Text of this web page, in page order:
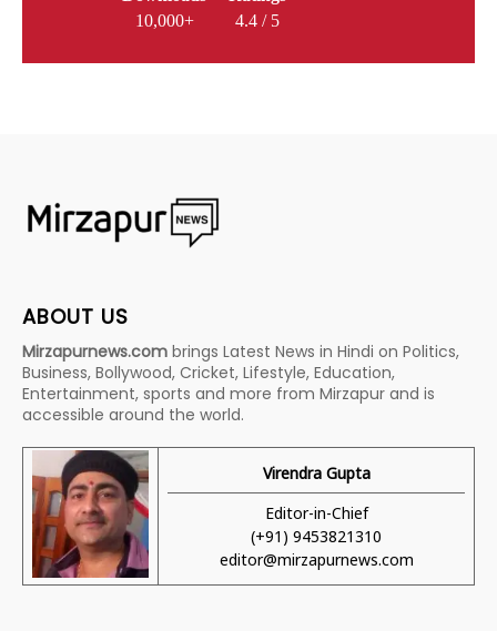
10,000+
4.4 / 5
ABOUT US
Mirzapurnews.com brings Latest News in Hindi on Politics,
Business, Bollywood, Cricket, Lifestyle, Education,
Entertainment, sports and more from Mirzapur and is
accessible around the world.
Virendra Gupta
Editor-in-Chief
(+91) 9453821310
editor@mirzapurnews.com